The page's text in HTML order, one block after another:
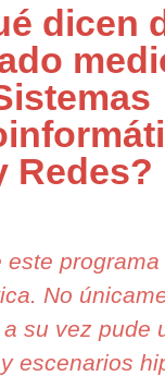
dicen
Redes?
No
su vez pude
escenarios